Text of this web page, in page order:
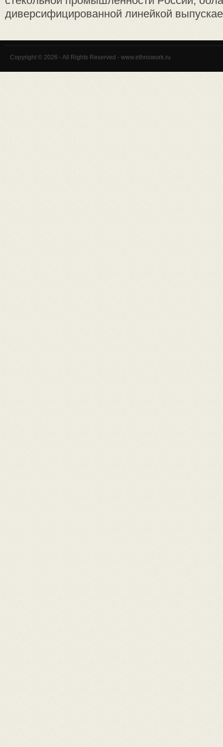
диверсифицированной линейкой
Copyright © 2026 - All Rights Reserved - www.ethnowork.ru